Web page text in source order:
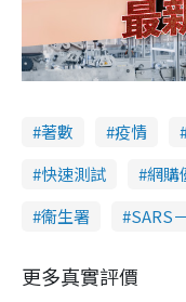
著數 疫情
快速測試
網購
衞生署
SARS
更多真實評價